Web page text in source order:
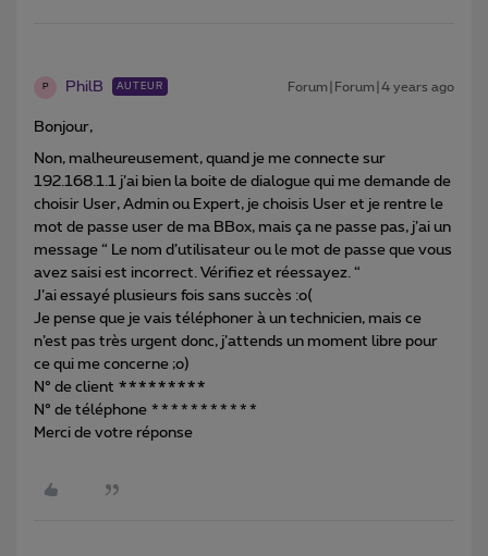
P PhilB AUTEUR Forum|Forum|4 years ago
Bonjour,
Non, malheureusement, quand je me connecte sur
192.168.1.1 j’ai bien la boite de dialogue qui me demande de
choisir User, Admin ou Expert, je choisis User et je rentre le
mot de passe user de ma BBox, mais ça ne passe pas, j’ai un
message “ Le nom d’utilisateur ou le mot de passe que vous
avez saisi est incorrect. Vérifiez et réessayez. “
J’ai essayé plusieurs fois sans succès :o(
Je pense que je vais téléphoner à un technicien, mais ce
n’est pas très urgent donc, j’attends un moment libre pour
ce qui me concerne ;o)
N° de client *********
N° de téléphone ***********
Merci de votre réponse